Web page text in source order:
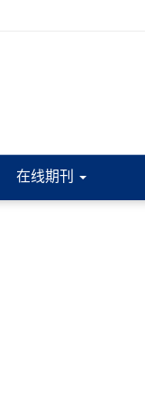
在线期刊